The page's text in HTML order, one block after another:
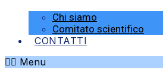
Chi siamo
Comitato scientifico
CONTATTI
Menu